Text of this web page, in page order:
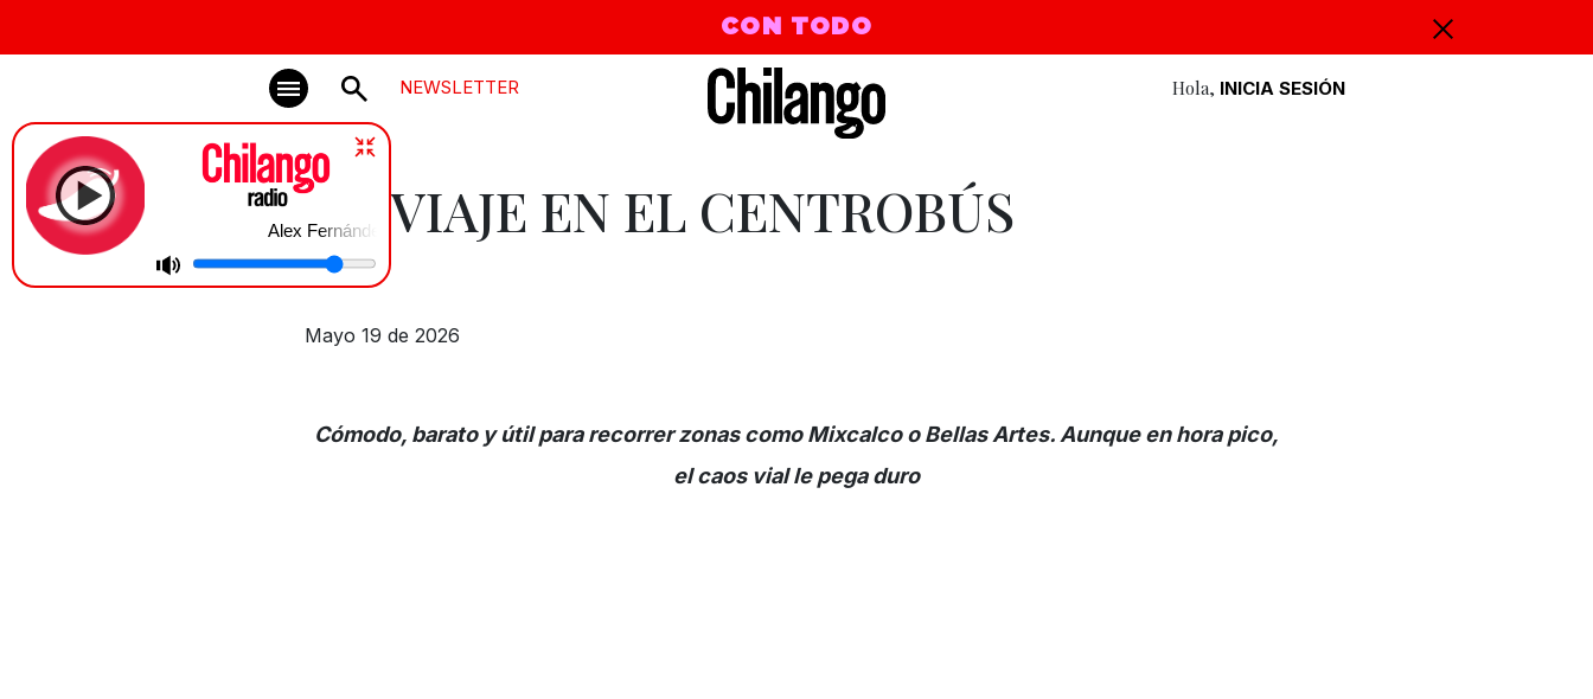
CON TODO
NEWSLETTER Hola, INICIA SESIÓN
Alex Fernández en Chilango
UN VIAJE EN EL CENTROBÚS
Mayo 19 de 2026
Cómodo, barato y útil para recorrer zonas como Mixcalco o Bellas Artes. Aunque en hora pico,
el caos vial le pega duro